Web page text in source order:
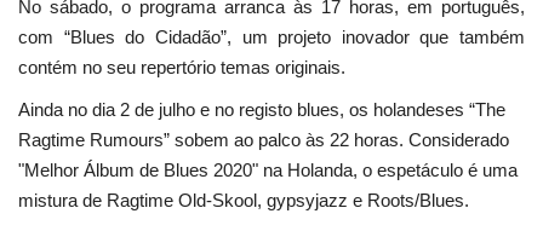
No sábado, o programa arranca às 17 horas, em português,
com “Blues do Cidadão”, um projeto inovador que também
contém no seu repertório temas originais.
Ainda no dia 2 de julho e no registo blues, os holandeses “The
Ragtime Rumours” sobem ao palco às 22 horas. Considerado
"Melhor Álbum de Blues 2020" na Holanda, o espetáculo é uma
mistura de Ragtime Old-Skool, gypsyjazz e Roots/Blues.